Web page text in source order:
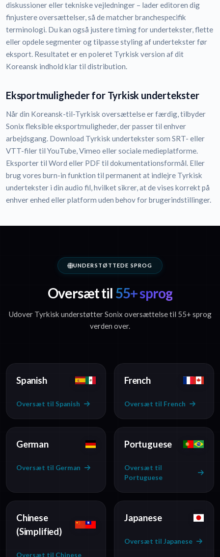
diskussioner eller tekniske vejledninger – lader editoren dig
finjustere oversættelser, så de matcher branchespecifik
terminologi. Du kan også justere timing for undertekster, flette
eller opdele segmenter og tilpasse styling af undertekster før
eksport. Resultatet er en poleret Tyrkisk version af dit
Koreansk indhold klar til distribution.
Eksportmuligheder for Tyrkisk undertekster
Når din Koreansk-til-Tyrkisk oversættelse er færdig, tilbyder
Sonix fleksible eksportmuligheder, der passer til enhver
arbejdsgang. Download Tyrkisk undertekster som SRT- eller
VTT-filer til YouTube, Vimeo eller sociale medieplatforme.
Eksporter til Word eller PDF til dokumentationsformål. Eller
brug vores burn-in funktion til permanent at indlejre Tyrkisk
undertekster i din audio fil, hvilket sikrer, at de vises korrekt på
enhver enhed eller platform uden behov for brugerindstillinger.
UNDERSTØTTEDE SPROG
Oversæt til 55+ sprog
Udover Tyrkisk understøtter Sonix oversættelse til 55+ sprog
verden over.
Spanish
Oversæt til Spanish
French
Oversæt til French
German
Oversæt til German
Portuguese
Oversæt til
Portuguese
Chinese
(Simplified)
Oversæt til Chinese
Japanese
Oversæt til Japanese